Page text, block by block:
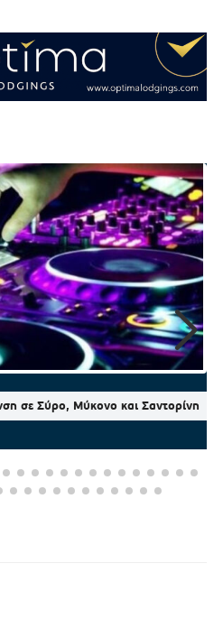
σε Σύρο, Μύκονο και Σαντορίνη